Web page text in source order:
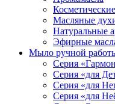
Масляные
Натуральные
Эфирные
Мыло ручной
Серия
Серия «для
Серия «для
Серия «для